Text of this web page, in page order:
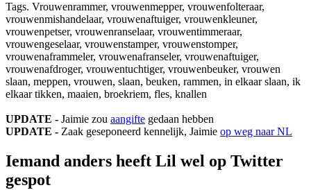
Tags. Vrouwenrammer, vrouwenmepper, vrouwenfolteraar,
vrouwenmishandelaar, vrouwenaftuiger, vrouwenkleuner,
vrouwenpetser, vrouwenranselaar, vrouwentimmeraar,
vrouwengeselaar, vrouwenstamper, vrouwenstomper,
vrouwenaframmeler, vrouwenafranseler, vrouwenaftuiger,
vrouwenafdroger, vrouwentuchtiger, vrouwenbeuker, vrouwen
slaan, meppen, vrouwen, slaan, beuken, rammen, in elkaar slaan, ik
elkaar tikken, maaien, broekriem, fles, knallen
UPDATE - Jaimie zou aangifte gedaan hebben
UPDATE - Zaak geseponeerd kennelijk, Jaimie op weg naar NL
Iemand anders heeft Lil wel op Twitter
gespot